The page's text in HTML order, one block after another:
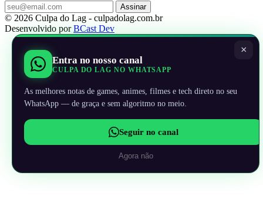
Assinar
© 2026 Culpa do Lag - culpadolag.com.br
Desenvolvido porBCast Dev
×
Entra no nosso canal
CULPA DO LAG NO WHATSAPP
As melhores notas de games, animes, filmes e tech direto no seu
WhatsApp — de graça e sem algoritmo no meio.
Seguir no canal
Agora não